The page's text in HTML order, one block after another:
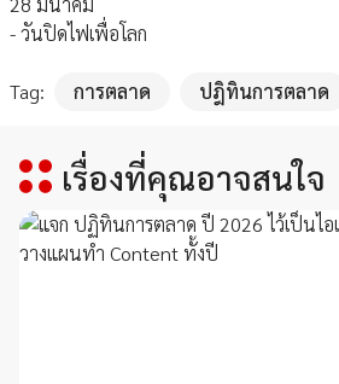
- วันปิดไฟเพื่อโลก
Tag: การตลาด ปฎิทินการตลาด
เรื่องที่คุณอาจสนใจ